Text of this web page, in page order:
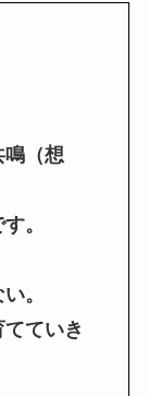
鳴（想
。
。
ていき